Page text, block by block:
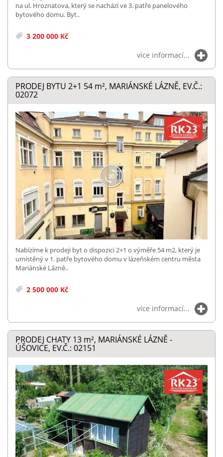
na ul. Hroznatova, který se nachází ve 3. patře panelového
bytového domu. Byt..
3 200 000 Kč
více informací...
PRODEJ BYTU 2+1 54 m², MARIÁNSKÉ LÁZNĚ, EV.Č.:
02072
Nabízíme k prodeji byt o dispozici 2+1 o výměře 54 m2, který je
umístěný v 1. patře bytového domu v lázeňském centru města
Mariánské Lázně..
2 500 000 Kč
více informací...
PRODEJ CHATY 13 m², MARIÁNSKÉ LÁZNĚ -
ÚŠOVICE, EV.Č.: 02151